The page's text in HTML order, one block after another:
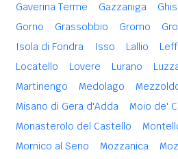
Gaverina Terme
Gazzaniga
Gorno
Grassobbio Gromo
Isola di Fondra
Isso Lallio
Locatello
Lovere Lurano
Martinengo
Medolago
Misano di Gera d'Adda
Moio de'
Monasterolo del Castello
Mornico al Serio
Mozzanica